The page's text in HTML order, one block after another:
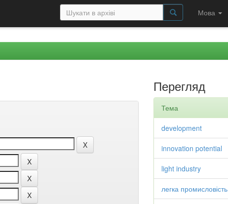
Мова
Перегляд
Тема
development
innovation potential
light industry
легка промисловість